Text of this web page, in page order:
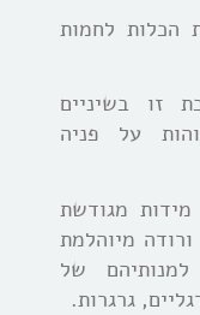
הכלות לחמות
זו בשיניים
על פניה
מגודשת
מיוהלמת
של
גרגרות.